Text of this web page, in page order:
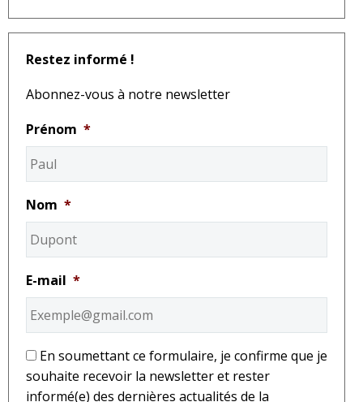
Restez informé !
Abonnez-vous à notre newsletter
Prénom *
Nom *
E-mail *
* En soumettant ce formulaire, je confirme que je
souhaite recevoir la newsletter et rester
informé(e) des dernières actualités de la